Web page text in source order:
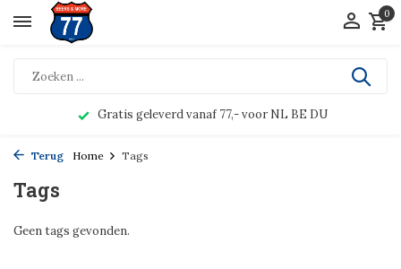
0
Gratis geleverd vanaf 77,- voor NL BE DU
Terug Home Tags
Tags
Geen tags gevonden.